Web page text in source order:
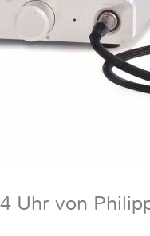
Uhr von